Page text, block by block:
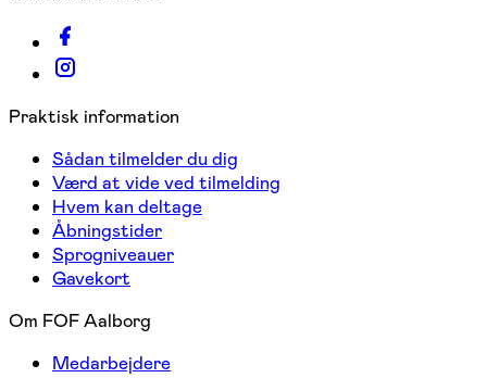
Praktisk information
Sådan tilmelder du dig
Værd at vide ved tilmelding
Hvem kan deltage
Åbningstider
Sprogniveauer
Gavekort
Om FOF Aalborg
Medarbejdere